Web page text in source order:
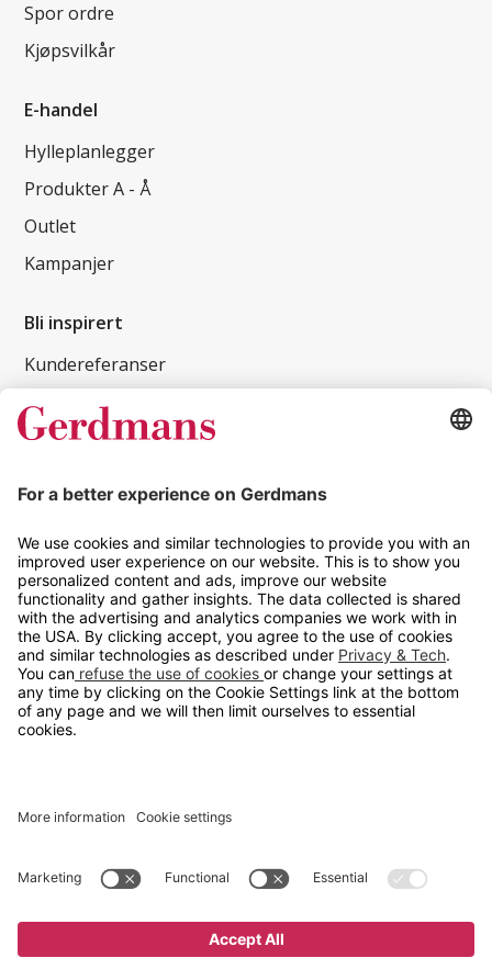
845 kr
Spor ordre
Kjøpsvilkår
E-handel
Hylleplanlegger
Produkter A - Å
Outlet
Kampanjer
Bli inspirert
Kundereferanser
Magasin
Tips og guider
Kontakt
info@gerdmans.no
67 80 56 20
Åpningstid
Hverdager 08:00-16:00